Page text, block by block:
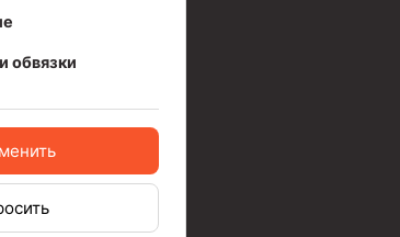
высокого давления
обвязки